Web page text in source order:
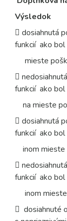
Výsledok
 dosiahnutá
funkcií ako
mieste

funkcií ako
na mieste
 dosiahnutá
funkcií ako bol
inom

funkcií ako bol
inom mieste
 dosiahnuté